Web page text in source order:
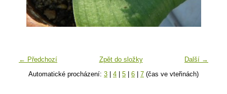
← Předchozí Další →
Zpět do složky
Automatické procházení: 3 4 5 6 7 (čas ve vteřinách)